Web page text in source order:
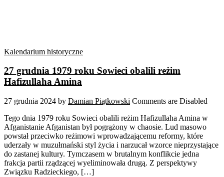
Kalendarium historyczne
27 grudnia 1979 roku Sowieci obalili reżim
Hafizullaha Amina
27 grudnia 2024 by Damian Piątkowski Comments are Disabled
Tego dnia 1979 roku Sowieci obalili reżim Hafizullaha Amina w
Afganistanie Afganistan był pogrążony w chaosie. Lud masowo
powstał przeciwko reżimowi wprowadzającemu reformy, które
uderzały w muzułmański styl życia i narzucał wzorce nieprzystające
do zastanej kultury. Tymczasem w brutalnym konflikcie jedna
frakcja partii rządzącej wyeliminowała drugą. Z perspektywy
Związku Radzieckiego, […]